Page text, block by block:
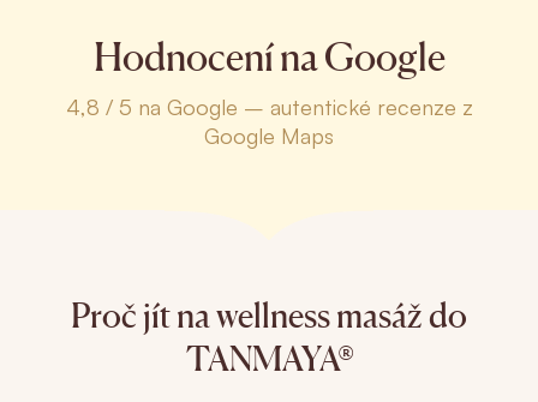
Hodnocení na Google
4,8 / 5 na Google – autentické recenze z
Google Maps
Proč jít na wellness masáž do
TANMAYA®